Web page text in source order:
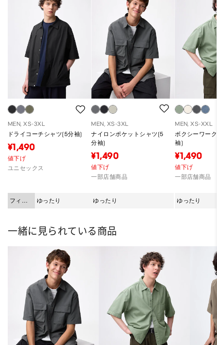
MEN, XS-3XL
ドライコーチシャツ(5分袖)
¥1,490
値下げ
ユニセックス
フィッ
ト
ゆったり
MEN, XS-3XL
ナイロンポケットシャツ(5
分袖)
¥1,490
値下げ
一部店舗商品
ゆったり
MEN, XS-XXL
ボクシーワー
袖)
¥1,490
値下げ
一部店舗商品
ゆったり
一緒に見られている商品